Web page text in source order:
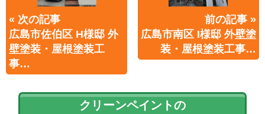
« 次の記事
広島市佐伯区 H様邸 外
壁塗装・屋根塗装工
事…
前の記事 »
広島市南区 I様邸 外壁塗
装・屋根塗装工事…
クリーンペイントの